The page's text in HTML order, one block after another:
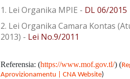
1. Lei Organika MPIE - DL 06/2015
2. Lei Organika Camara Kontas
2013) - Lei No.9/2011
Referensia: (https://www.mof.gov.tl/) (
Aprovizionamentu | CNA Website)